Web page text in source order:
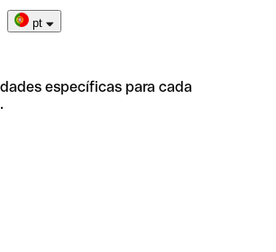
pt
específicas para cada